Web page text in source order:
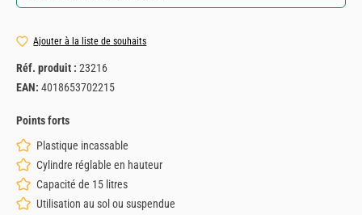
Ajouter à la liste de souhaits
Réf. produit : 23216
EAN: 4018653702215
Points forts
Plastique incassable
Cylindre réglable en hauteur
Capacité de 15 litres
Utilisation au sol ou suspendue